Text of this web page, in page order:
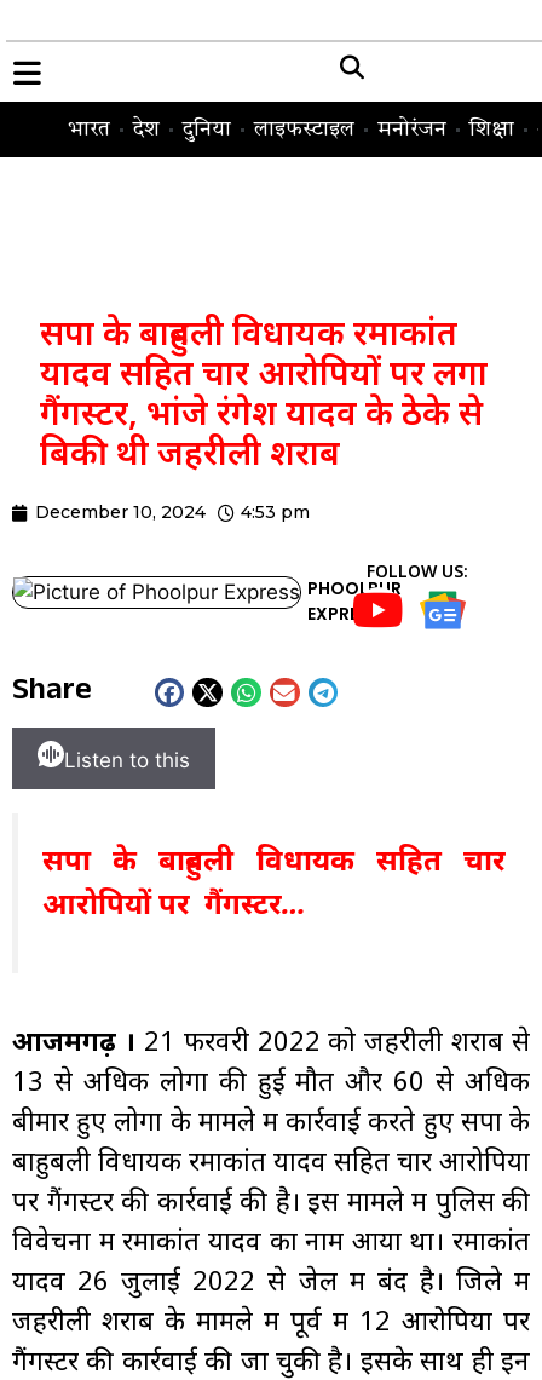
भारत देश दुनिया लाइफस्टाइल मनोरंजन शिक्षा
सपा के बाहुबली विधायक रमाकांत
यादव सहित चार आरोपियों पर लगा
गैंगस्टर, भांजे रंगेश यादव के ठेके से
बिकी थी जहरीली शराब
December 10, 2024 4:53 pm
PHOOLPUR
EXPRESS
FOLLOW US:
Share
Listen to this
सपा के बाहुबली विधायक सहित चार
आरोपियों पर गैंगस्टर…
आजमगढ़ । 21 फरवरी 2022 को जहरीली शराब से
13 से अधिक लोगों की हुई मौत और 60 से अधिक
बीमार हुए लोगों के मामले में कार्रवाई करते हुए सपा के
बाहुबली विधायक रमाकांत यादव सहित चार आरोपियों
पर गैंगस्टर की कार्रवाई की है। इस मामले में पुलिस की
विवेचना में रमाकांत यादव का नाम आया था। रमाकांत
यादव 26 जुलाई 2022 से जेल में बंद है। जिले में
जहरीली शराब के मामले में पूर्व में 12 आरोपियों पर
गैंगस्टर की कार्रवाई की जा चुकी है। इसके साथ ही इन